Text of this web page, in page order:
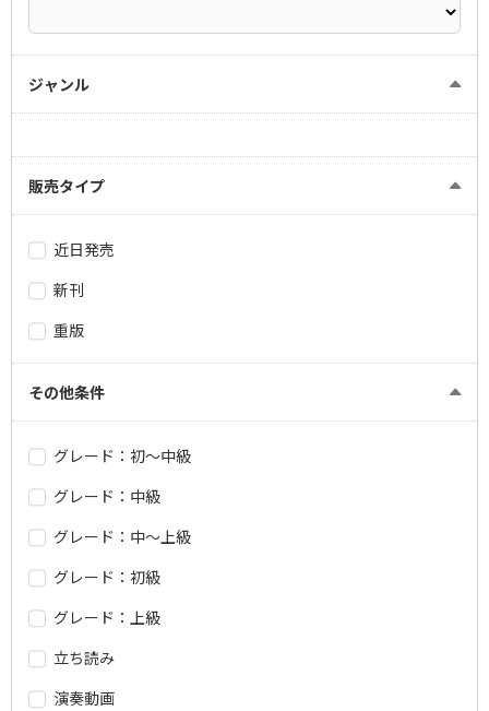
ジャンル
販売タイプ
近日発売
新刊
重版
その他条件
グレード：初～中級
グレード：中級
グレード：中～上級
グレード：初級
グレード：上級
立ち読み
演奏動画